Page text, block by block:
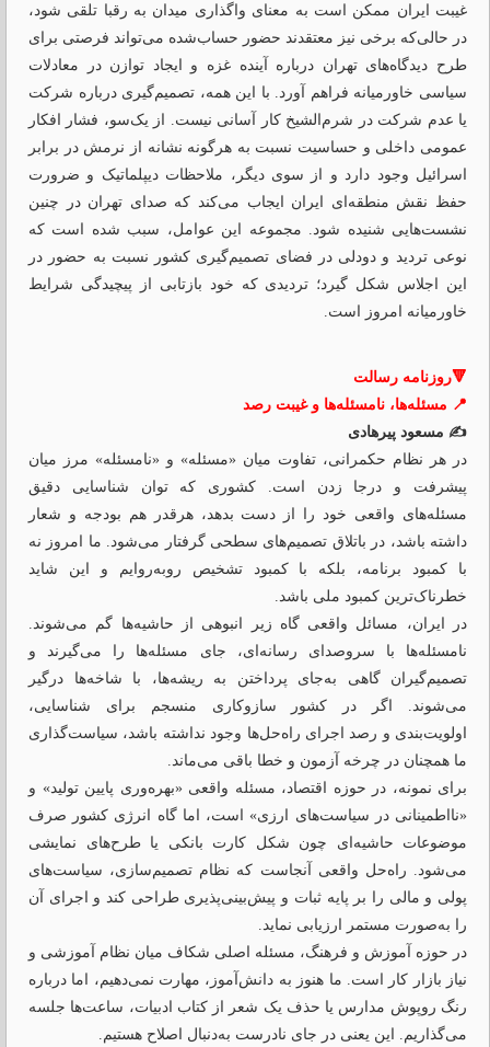
غیبت ایران ممکن است به معنای واگذاری میدان به رقبا تلقی شود،
در حالی‌که برخی نیز معتقدند حضور حساب‌شده می‌تواند فرصتی برای
طرح دیدگاه‌های تهران درباره آینده غزه و ایجاد توازن در معادلات
سیاسی خاورمیانه فراهم آورد. با این همه، تصمیم‌گیری درباره شرکت
یا عدم شرکت در شرم‌الشیخ کار آسانی نیست. از یک‌سو، فشار افکار
عمومی داخلی و حساسیت نسبت به هرگونه نشانه از نرمش در برابر
اسرائیل وجود دارد و از سوی دیگر، ملاحظات دیپلماتیک و ضرورت
حفظ نقش منطقه‌ای ایران ایجاب می‌کند که صدای تهران در چنین
نشست‌هایی شنیده شود. مجموعه این عوامل، سبب شده است که
نوعی تردید و دودلی در فضای تصمیم‌گیری کشور نسبت به حضور در
این اجلاس شکل گیرد؛ تردیدی که خود بازتابی از پیچیدگی شرایط
خاورمیانه امروز است.
🔻روزنامه رسالت
📍 مسئله‌ها، نامسئله‌ها و غیبت رصد
✍️ مسعود پیرهادی
در هر نظام حکمرانی، تفاوت میان «مسئله» و «نامسئله» مرز میان
پیشرفت و درجا زدن است. کشوری که توان شناسایی دقیق
مسئله‌های واقعی خود را از دست بدهد، هرقدر هم بودجه و شعار
داشته باشد، در باتلاق تصمیم‌های سطحی گرفتار می‌شود. ما امروز نه
با کمبود برنامه، بلکه با کمبود تشخیص روبه‌روایم و این شاید
خطرناک‌ترین کمبود ملی باشد.
در ایران، مسائل واقعی گاه زیر انبوهی از حاشیه‌ها گم می‌شوند.
نامسئله‌ها با سروصدای رسانه‌ای، جای مسئله‌ها را می‌گیرند و
تصمیم‌گیران گاهی به‌جای پرداختن به ریشه‌ها، با شاخه‌ها درگیر
می‌شوند. اگر در کشور سازوکاری منسجم برای شناسایی،
اولویت‌بندی و رصد اجرای راه‌حل‌ها وجود نداشته باشد، سیاست‌گذاری
ما همچنان در چرخه آزمون و خطا باقی می‌ماند.
برای نمونه، در حوزه اقتصاد، مسئله واقعی «بهره‌وری پایین تولید» و
«نااطمینانی در سیاست‌های ارزی» است، اما گاه انرژی کشور صرف
موضوعات حاشیه‌ای چون شکل کارت بانکی یا طرح‌های نمایشی
می‌شود. راه‌حل واقعی آنجاست که نظام تصمیم‌سازی، سیاست‌های
پولی و مالی را بر پایه ثبات و پیش‌بینی‌پذیری طراحی کند و اجرای آن
را به‌صورت مستمر ارزیابی نماید.
در حوزه آموزش و فرهنگ، مسئله اصلی شکاف میان نظام آموزشی و
نیاز بازار کار است. ما هنوز به دانش‌آموز، مهارت نمی‌دهیم، اما درباره
رنگ روپوش مدارس یا حذف یک شعر از کتاب ادبیات، ساعت‌ها جلسه
می‌گذاریم. این یعنی در جای نادرست به‌دنبال اصلاح هستیم.